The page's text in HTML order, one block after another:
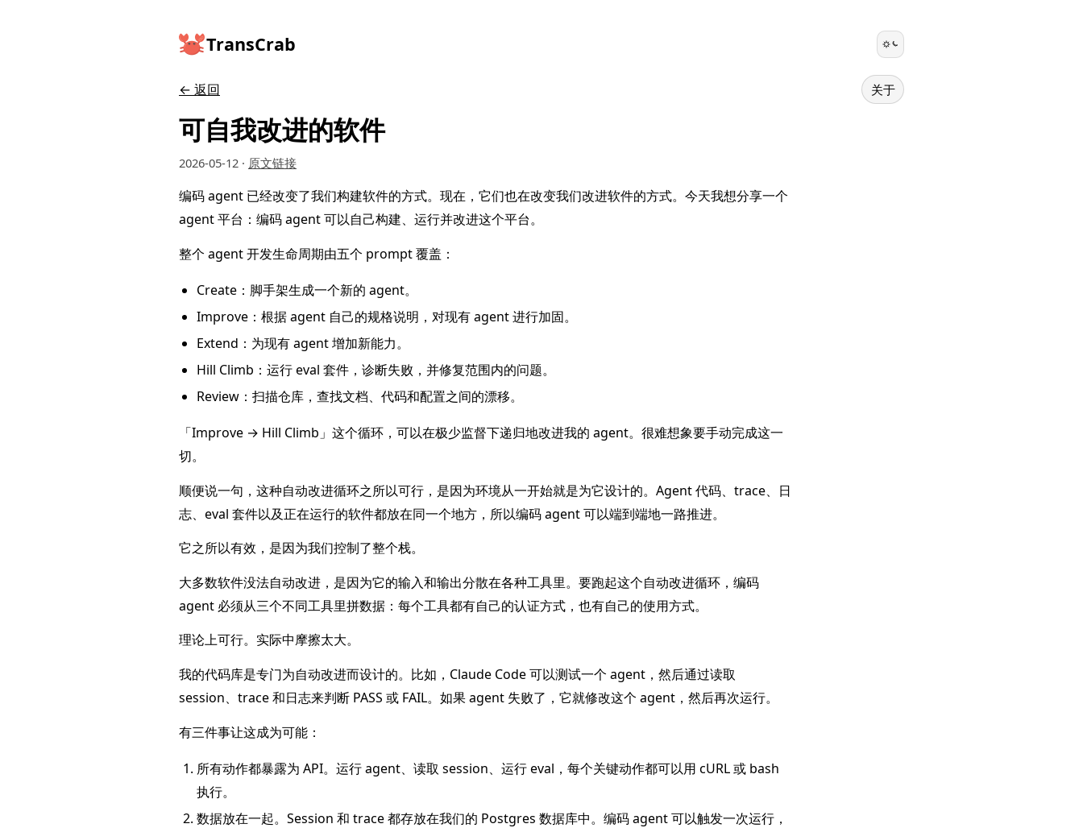
TransCrab
← 返回 关于
可自我改进的软件
2026-05-12 · 原文链接
编码 agent 已经改变了我们构建软件的方式。现在，它们也在改变我们改进软件的方式。今天我想分享一个
agent 平台：编码 agent 可以自己构建、运行并改进这个平台。
整个 agent 开发生命周期由五个 prompt 覆盖：
Create：脚手架生成一个新的 agent。
Improve：根据 agent 自己的规格说明，对现有 agent 进行加固。
Extend：为现有 agent 增加新能力。
Hill Climb：运行 eval 套件，诊断失败，并修复范围内的问题。
Review：扫描仓库，查找文档、代码和配置之间的漂移。
「Improve → Hill Climb」这个循环，可以在极少监督下递归地改进我的 agent。很难想象要手动完成这一
切。
顺便说一句，这种自动改进循环之所以可行，是因为环境从一开始就是为它设计的。Agent 代码、trace、日
志、eval 套件以及正在运行的软件都放在同一个地方，所以编码 agent 可以端到端地一路推进。
它之所以有效，是因为我们控制了整个栈。
大多数软件没法自动改进，是因为它的输入和输出分散在各种工具里。要跑起这个自动改进循环，编码
agent 必须从三个不同工具里拼数据：每个工具都有自己的认证方式，也有自己的使用方式。
理论上可行。实际中摩擦太大。
我的代码库是专门为自动改进而设计的。比如，Claude Code 可以测试一个 agent，然后通过读取
session、trace 和日志来判断 PASS 或 FAIL。如果 agent 失败了，它就修改这个 agent，然后再次运行。
有三件事让这成为可能：
所有动作都暴露为 API。运行 agent、读取 session、运行 eval，每个关键动作都可以用 cURL 或 bash
执行。
数据放在一起。Session 和 trace 都存放在我们的 Postgres 数据库中。编码 agent 可以触发一次运行，